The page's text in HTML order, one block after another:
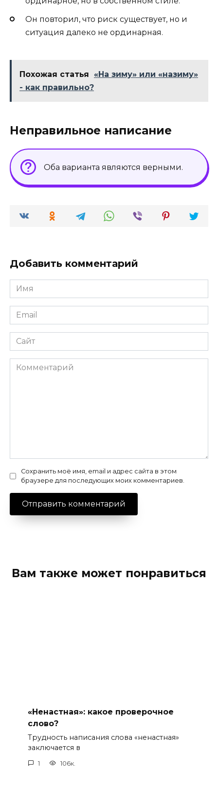
Он повторил, что риск существует, но и
ситуация далеко не ординарная.
Похожая статья
«На зиму» или «назиму»
- как правильно?
Неправильное написание
Оба варианта являются верными.
Добавить комментарий
Имя
*
Email
*
Сайт
Комментарий
Сохранить моё имя, email и адрес сайта в этом
браузере для последующих моих комментариев.
Вам также может понравиться
«Ненастная»: какое проверочное
слово?
Трудность написания слова «ненастная»
заключается в
1 106к.